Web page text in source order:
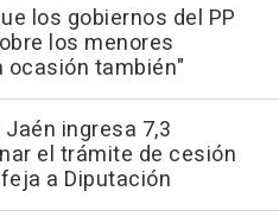
los gobiernos del PP
los menores
ocasión también"
ingresa 7,3
el trámite de cesión
a Diputación